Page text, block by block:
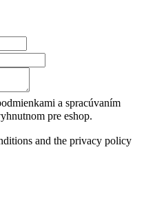
a spracúvaním
pre eshop.
and the privacy policy